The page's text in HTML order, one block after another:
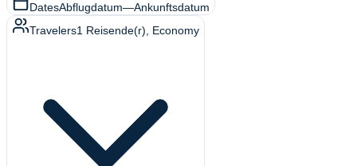
DatesAbflugdatum—Ankunftsdatum
Travelers1 Reisende(r) , Economy